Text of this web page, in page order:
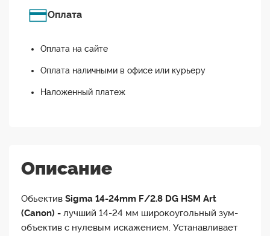
Оплата
Оплата на сайте
Оплата наличными в офисе или курьеру
Наложенный платеж
Описание
Обьектив Sigma 14-24mm F/2.8 DG HSM Art
(Canon) - лучший 14-24 мм широкоугольный зум-
объектив с нулевым искажением. Устанавливает